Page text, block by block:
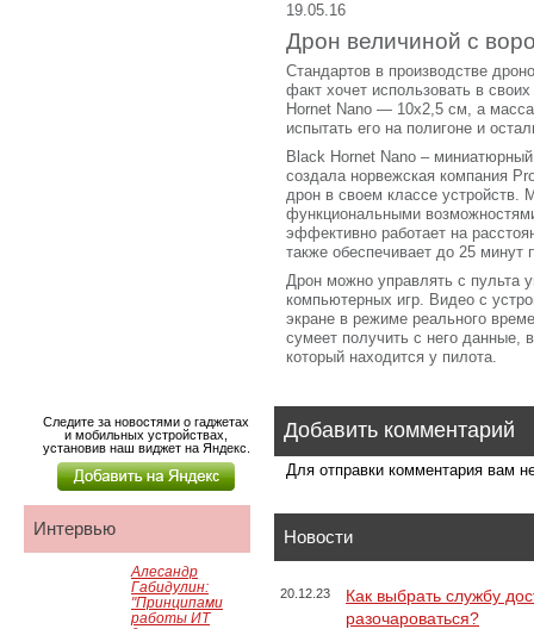
19.05.16
Дрон величиной с
Стандартов в производстве
факт хочет использовать в
Hornet Nano — 10х2,5 см, а
испытать его на полигоне и
Black Hornet Nano –
создала норвежская компания
дрон в своем классе устройств.
функциональными
эффективно работает на
также обеспечивает до 25 минут
Дрон можно управлять с пульта
компьютерных игр. Видео с
экране в режиме реального
сумеет получить с него данные,
который находится у пилота.
Добавить комментарий
Для отправки комментария вам
Новости
20.12.23
Как выбрать службу
разочароваться?
Следите за новостями о гаджетах
и мобильных устройствах,
установив наш виджет на Яндекс.
Интервью
Алесандр
Габидулин:
"Принципами
работы ИТ